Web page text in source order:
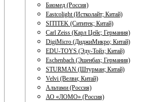
Биомед (Россия)
Eastcolight (Истколайт; Китай)
SITITEK (Сититек; Китай)
Carl Zeiss (Карл Цейс; Германия)
DigiMicro (ДиджиМикро; Китай)
EDU-TOYS (Эду-Тойз; Китай)
Eschenbach (Эшенбах; Германия)
STURMAN (Штурман; Китай)
Velvi (Велви; Китай)
Альтами (Россия)
АО «ЛОМО» (Россия)